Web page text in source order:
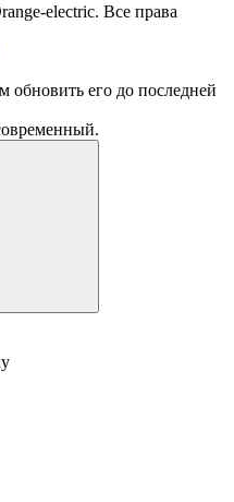
electric. Все права
обновить его до последней